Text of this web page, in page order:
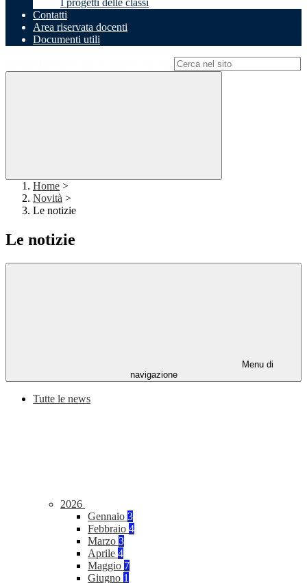
I progetti delle classi
Contatti
Area riservata docenti
Documenti utili
Home >
Novità >
Le notizie
Le notizie
Menu di
navigazione
Tutte le news
2026
Gennaio 3
Febbraio 4
Marzo 3
Aprile 4
Maggio 7
Giugno 1